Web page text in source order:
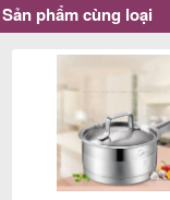
Sản phẩm cùng loại